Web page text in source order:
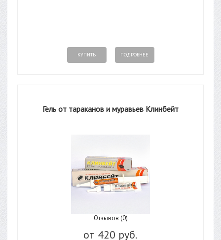
КУПИТЬ ПОДРОБНЕЕ
Гель от тараканов и муравьев Клинбейт
Отзывов (0)
от 420 руб.